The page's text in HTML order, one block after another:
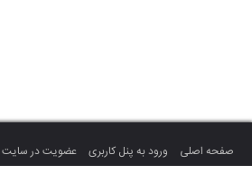
صفحه اصلی ورود به پنل کاربری عضویت در سایت